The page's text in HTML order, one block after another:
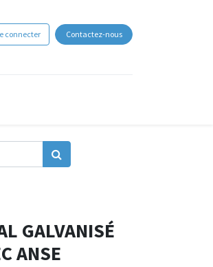
connecter Contactez-nous
GALVANISÉ
ANSE